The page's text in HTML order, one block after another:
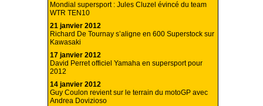
Mondial supersport : Jules Cluzel évincé du team
WTR TEN10
21 janvier 2012
Richard De Tournay s’aligne en 600 Superstock sur
Kawasaki
17 janvier 2012
David Perret officiel Yamaha en supersport pour
2012
14 janvier 2012
Guy Coulon revient sur le terrain du motoGP avec
Andrea Dovizioso